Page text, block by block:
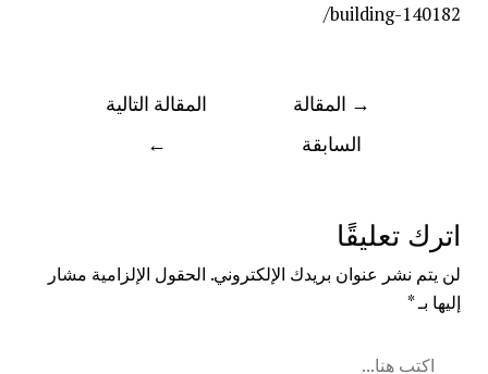
building-140182/
→ المقالة
السابقة
المقالة التالية
←
اترك تعليقًا
لن يتم نشر عنوان بريدك الإلكتروني. الحقول الإلزامية مشار
إليها بـ*